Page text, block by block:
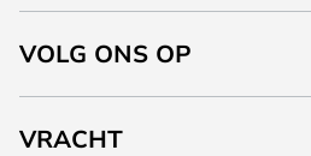
VOLG ONS OP
VRACHT